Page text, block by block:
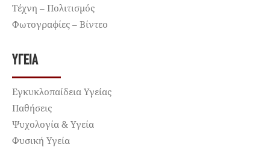
Τέχνη – Πολιτισμός
Φωτογραφίες – Βίντεο
ΥΓΕΊΑ
Εγκυκλοπαίδεια Υγείας
Παθήσεις
Ψυχολογία & Υγεία
Φυσική Υγεία